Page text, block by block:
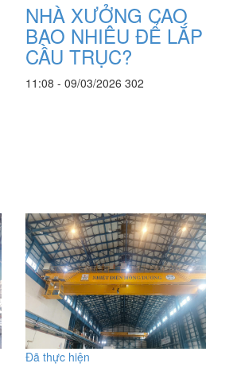
NHÀ XƯỞNG CAO
BAO NHIÊU ĐỂ LẮP
CẦU TRỤC?
11:08 - 09/03/2026 302
Đã thực hiện